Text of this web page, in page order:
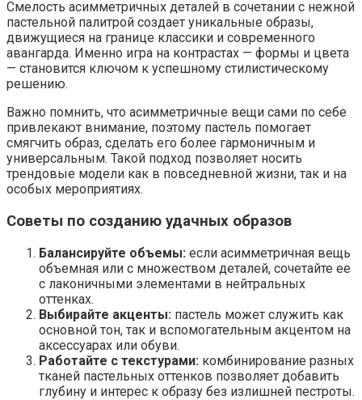
Смелость асимметричных деталей в сочетании с нежной
пастельной палитрой создает уникальные образы,
движущиеся на границе классики и современного
авангарда. Именно игра на контрастах — формы и цвета
— становится ключом к успешному стилистическому
решению.
Важно помнить, что асимметричные вещи сами по себе
привлекают внимание, поэтому пастель помогает
смягчить образ, сделать его более гармоничным и
универсальным. Такой подход позволяет носить
трендовые модели как в повседневной жизни, так и на
особых мероприятиях.
Советы по созданию удачных образов
Балансируйте объемы: если асимметричная вещь
объемная или с множеством деталей, сочетайте ее
с лаконичными элементами в нейтральных
оттенках.
Выбирайте акценты: пастель может служить как
основной тон, так и вспомогательным акцентом на
аксессуарах или обуви.
Работайте с текстурами: комбинирование разных
тканей пастельных оттенков позволяет добавить
глубину и интерес к образу без излишней пестроты.